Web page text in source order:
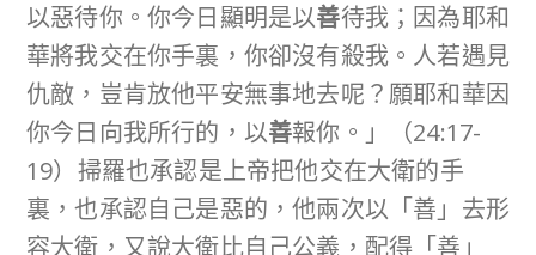
以惡待你。你今日顯明是以善待我；因為耶和
華將我交在你手裏，你卻沒有殺我。人若遇見
仇敵，豈肯放他平安無事地去呢？願耶和華因
你今日向我所行的，以善報你。」（24:17-
19）掃羅也承認是上帝把他交在大衛的手
裏，也承認自己是惡的，他兩次以「善」去形
容大衛，又說大衛比自己公義，配得「善」